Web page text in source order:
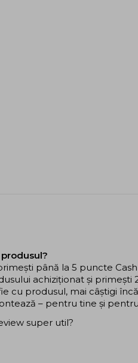
până la 5 puncte
achiziționat și primești
cu produsul, mai câștigi
– pentru tine și
super util?